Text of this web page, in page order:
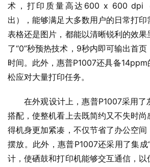
术，打印质量高达600 x 600 dpi
出），能够满足大多数用户的日常打印
表格还是图片，都能以清晰锐利的效
了“0”秒预热技术，9秒内即可输出首
时间。此外，惠普P1007还具备
松应对大量打印任务。
在外观设计上，惠普P1007采用
搭配，使整机看上去既简约又不失时
得机身更加紧凑，不仅节省了办公空
摆放。此外，惠普P1007还采用了集成
计，使硒鼓和打印机能够交互通信，